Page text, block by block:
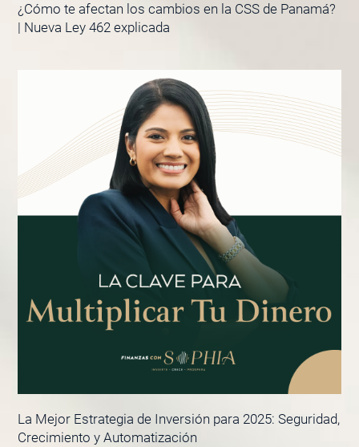
¿Cómo te afectan los cambios en la CSS de Panamá?
| Nueva Ley 462 explicada
La Mejor Estrategia de Inversión para 2025: Seguridad,
Crecimiento y Automatización